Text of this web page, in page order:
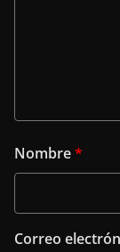
Nombre*
Correo